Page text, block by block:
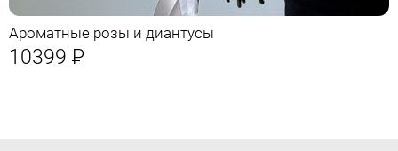
Ароматные розы и диантусы
10399 Р